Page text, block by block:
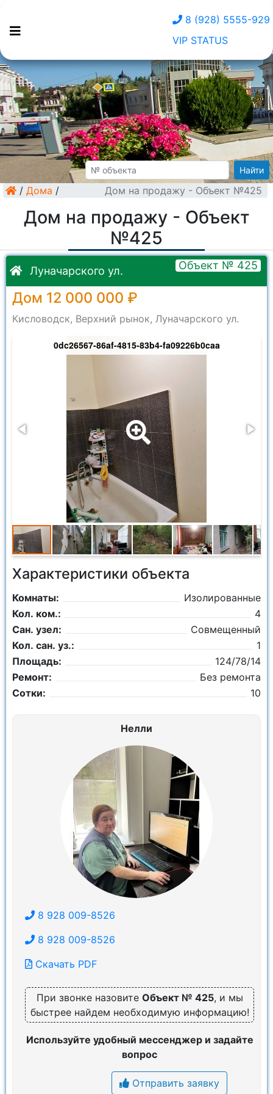
8 (928) 5555-929
VIP STATUS
Найти
/ Дома / Дом на продажу - Объект №425
Дом на продажу - Объект
№425
Луначарского ул. Объект № 425
Дом 12 000 000 ₽
Кисловодск, Верхний рынок, Луначарского ул.
0dc26567-86af-4815-83b4-fa09226b0caa
Характеристики объекта
Комнаты:
Изолированные
Кол. ком.:
4
Сан. узел:
Совмещенный
Кол. сан. уз.:
1
Площадь:
124/78/14
Ремонт:
Без ремонта
Сотки:
10
Нелли
8 928 009-8526
8 928 009-8526
Скачать PDF
При звонке назовите Объект № 425, и мы
быстрее найдем необходимую информацию!
Используйте удобный мессенджер и задайте
вопрос
Отправить заявку